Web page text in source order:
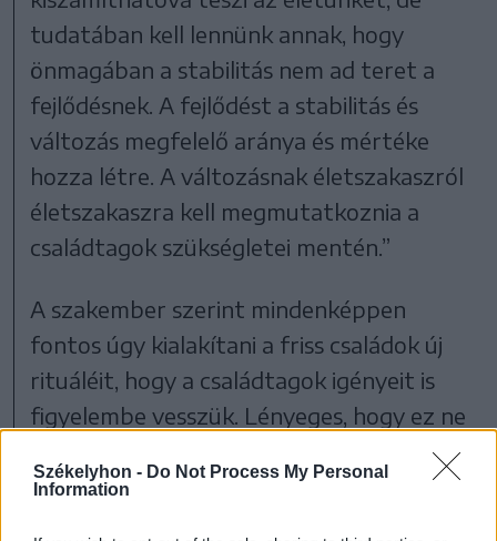
Székelyhon - Do Not Process My Personal
Information
tudatában kell lennünk annak, hogy
önmagában a stabilitás nem ad teret a
fejlődésnek. A fejlődést a stabilitás és
változás megfelelő aránya és mértéke
hozza létre. A változásnak életszakaszról
életszakaszra kell megmutatkoznia a
családtagok szükségletei mentén.”
A szakember szerint mindenképpen
fontos úgy kialakítani a friss családok új
rituáléit, hogy a családtagok igényeit is
figyelembe vesszük. Lényeges, hogy ez ne
legyen, hanem szimbolikus üzenettel is